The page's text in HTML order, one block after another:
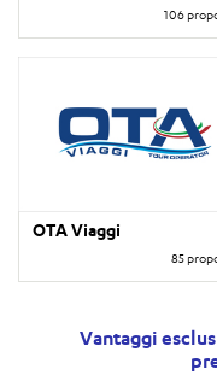
106
OTA Viaggi
85
Vantaggi